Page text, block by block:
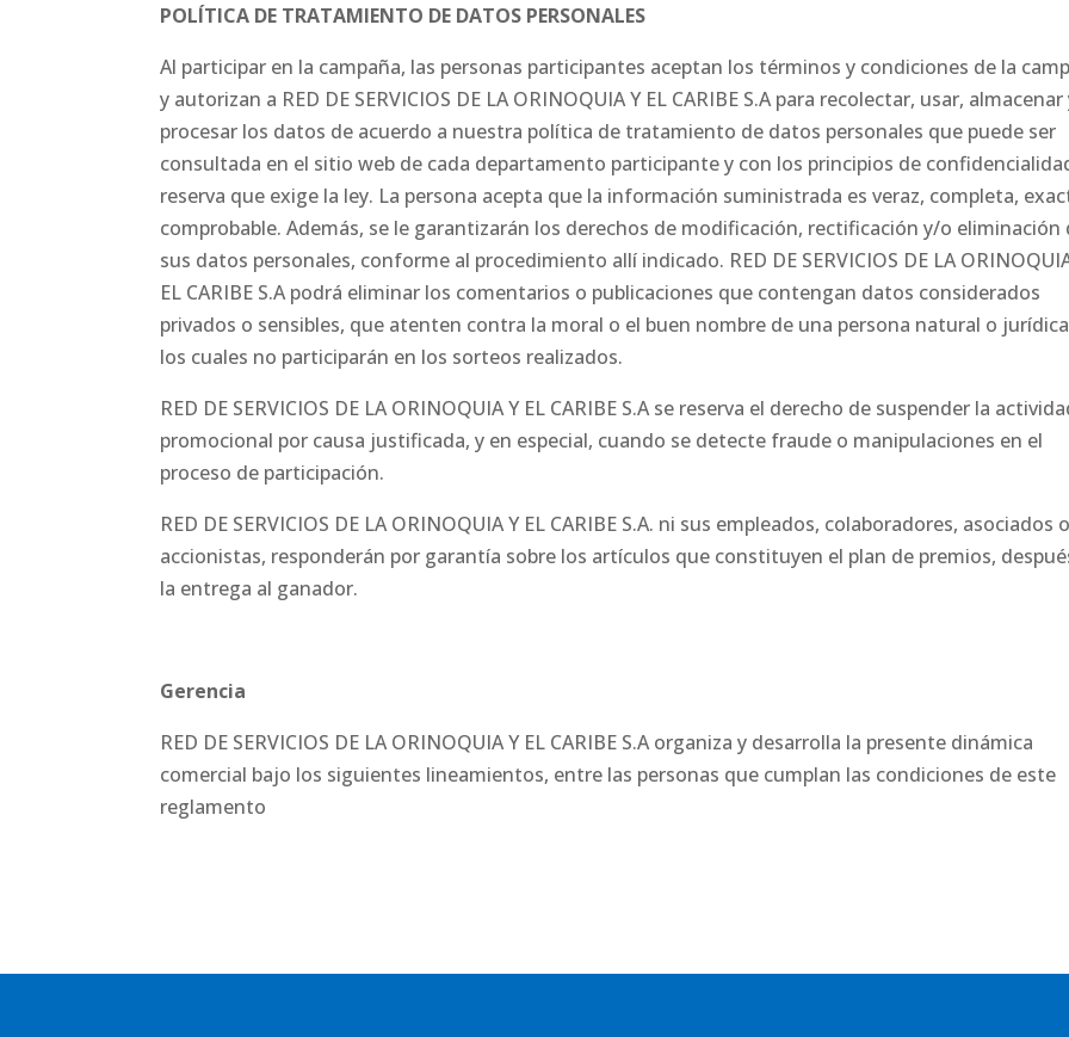
POLÍTICA DE TRATAMIENTO DE DATOS PERSONALES
Al participar en la campaña, las personas participantes aceptan los términos y condiciones de la
y autorizan a RED DE SERVICIOS DE LA ORINOQUIA Y EL CARIBE S.A para recolectar, usar, almacenar
procesar los datos de acuerdo a nuestra política de tratamiento de datos personales que puede ser
consultada en el sitio web de cada departamento participante y con los principios de
reserva que exige la ley. La persona acepta que la información suministrada es veraz, completa,
comprobable. Además, se le garantizarán los derechos de modificación, rectificación y/o eliminación
sus datos personales, conforme al procedimiento allí indicado. RED DE SERVICIOS DE LA
EL CARIBE S.A podrá eliminar los comentarios o publicaciones que contengan datos considerados
privados o sensibles, que atenten contra la moral o el buen nombre de una persona natural o
los cuales no participarán en los sorteos realizados.
RED DE SERVICIOS DE LA ORINOQUIA Y EL CARIBE S.A se reserva el derecho de suspender la
promocional por causa justificada, y en especial, cuando se detecte fraude o manipulaciones en el
proceso de participación.
RED DE SERVICIOS DE LA ORINOQUIA Y EL CARIBE S.A. ni sus empleados, colaboradores, asociados o
accionistas, responderán por garantía sobre los artículos que constituyen el plan de premios,
la entrega al ganador.
Gerencia
RED DE SERVICIOS DE LA ORINOQUIA Y EL CARIBE S.A organiza y desarrolla la presente dinámica
comercial bajo los siguientes lineamientos, entre las personas que cumplan las condiciones de este
reglamento